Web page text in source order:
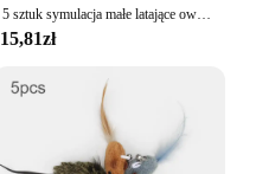
5 sztuk symulacja małe latające owady akcesoria zamienne dla kotów drażaki zabawki kotek zabawki z piórami artykuły dla zwierząt
15,81zł